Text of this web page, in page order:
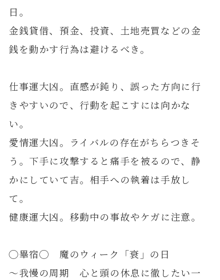
日。
金銭貸借、預金、投資、土地売買などの金
銭を動かす行為は避けるべき。
仕事運大凶。直感が鈍り、誤った方向に行
きやすいので、行動を起こすには向かな
い。
愛情運大凶。ライバルの存在がちらつきそ
う。下手に攻撃すると痛手を被るので、静
かにしていて吉。相手への執着は手放し
て。
健康運大凶。移動中の事故やケガに注意。
◯畢宿◯ 魔のウィーク「衰」の日
～我慢の周期 心と頭の休息に徹したい一